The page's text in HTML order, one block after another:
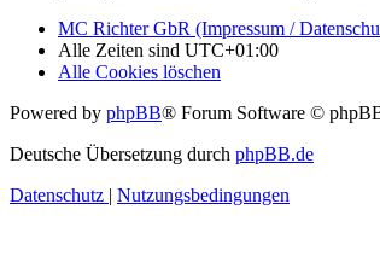
MC Richter GbR (Impressum /
Alle Zeiten sind UTC+01:00
Alle Cookies löschen
Powered by phpBB® Forum Software ©
Deutsche Übersetzung durch phpBB.de
Datenschutz | Nutzungsbedingungen